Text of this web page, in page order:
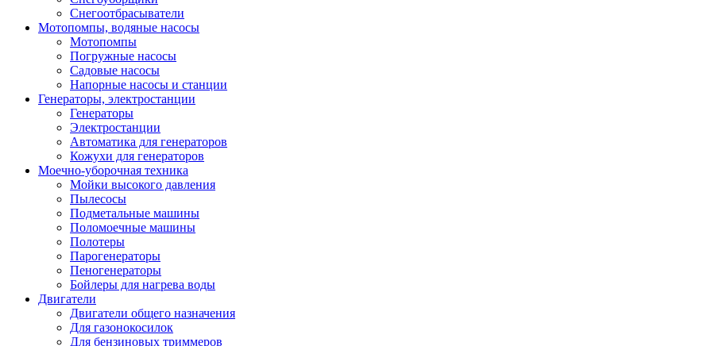
Снегоотбрасыватели
Мотопомпы, водяные насосы
Мотопомпы
Погружные насосы
Садовые насосы
Напорные насосы и станции
Генераторы, электростанции
Генераторы
Электростанции
Автоматика для генераторов
Кожухи для генераторов
Моечно-уборочная техника
Мойки высокого давления
Пылесосы
Подметальные машины
Поломоечные машины
Полотеры
Парогенераторы
Пеногенераторы
Бойлеры для нагрева воды
Двигатели
Двигатели общего назначения
Для газонокосилок
Для бензиновых триммеров